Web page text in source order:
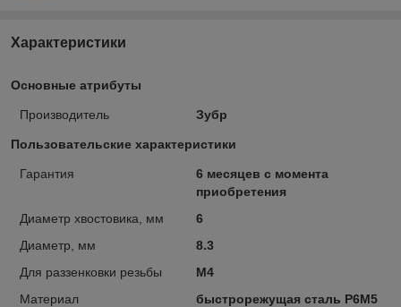
Характеристики
Основные атрибуты
Производитель Зубр
Пользовательские характеристики
Гарантия
6 месяцев с момента
приобретения
Диаметр хвостовика, мм
6
Диаметр, мм
8.3
Для раззенковки резьбы
М4
Материал
быстрорежущая сталь Р6М5